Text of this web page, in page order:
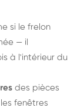
si le frelon
— il
à l'intérieur du
des pièces
fenêtres